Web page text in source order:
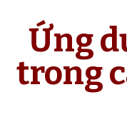
Ứng
trong